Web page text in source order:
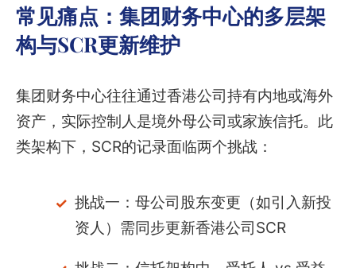
常见痛点：集团财务中心的多层架
构与SCR更新维护
集团财务中心往往通过香港公司持有内地或海外
资产，实际控制人是境外母公司或家族信托。此
类架构下，SCR的记录面临两个挑战：
挑战一：母公司股东变更（如引入新投
资人）需同步更新香港公司SCR